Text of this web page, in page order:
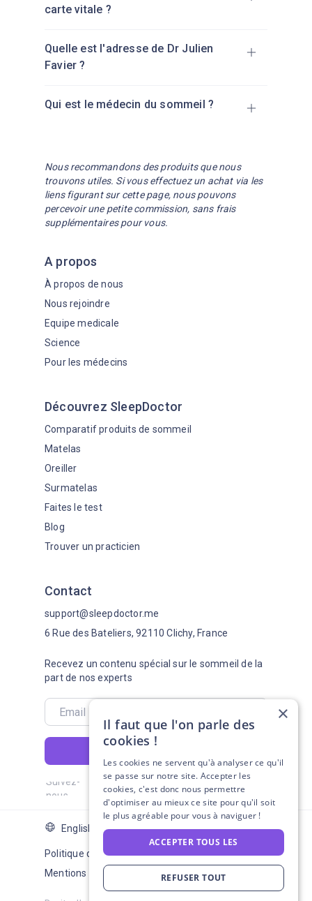
carte vitale ?
Oui, le Dr Julien Favier accepte la Carte
Vitale.
Quelle est l'adresse de Dr Julien
Favier ?
Lieu 1 : Somnidoc – Pathologies du
Pays de Savoie (Bloc ROUGE), 19 Avenue
Pierre Mendès France, 74100
Annemasse
Lieu 3 :Somnidoc - Hopital Paray le
71600 Paray Le Monial
Qui est le médecin du sommeil ?
qui diagnostique et traite les troubles du
sommeil comme l’apnée du sommeil,
l’insomnie ou l’hypersomnie.En savoir plus
sur les médecins du sommeil
A propos
Découvrez SleepDoctor
Contact
Nous recommandons des produits que nous
trouvons utiles. Si vous effectuez un achat via les
liens figurant sur cette page, nous pouvons
percevoir une petite commission, sans frais
supplémentaires pour vous.
Nous rejoindre
Equipe medicale
Science
Matelas
Comparatif produits de sommeil
Oreiller
Surmatelas
Blog
Trouver un practicien
Faites le test
Pour les médecins
Recevez un contenu spécial sur le sommeil de la
part de nos experts
support@sleepdoctor.me
6 Rue des Bateliers, 92110 Clichy, France
Suivez-
nous
Politique de confidentialité
Mentions légales
English Version
À propos de nous
×
Il faut que l'on parle des
cookies !
Les cookies ne servent qu'à analyser ce qu'il
se passe sur notre site. Accepter les
cookies, c'est donc nous permettre
d'optimiser au mieux ce site pour qu'il soit
le plus agréable pour vous à naviguer !
ACCEPTER TOUS LES
REFUSER TOUT